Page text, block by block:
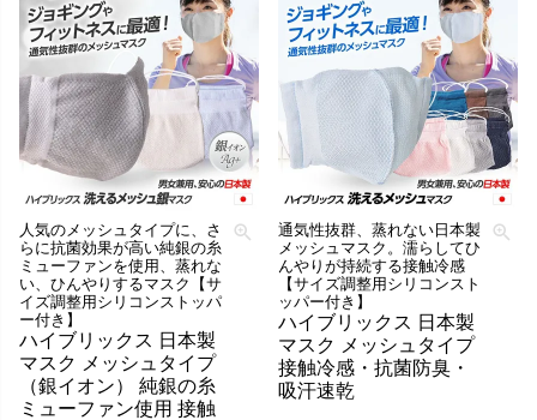
人気のメッシュタイプに、さ
らに抗菌効果が高い純銀の糸
ミューファンを使用、蒸れな
い、ひんやりするマスク【サ
イズ調整用シリコンストッパ
ー付き】
ハイブリックス 日本製
マスク メッシュタイプ
（銀イオン） 純銀の糸
ミューファン使用 接触
通気性抜群、蒸れない日本製
メッシュマスク。濡らしてひ
んやりが持続する接触冷感
【サイズ調整用シリコンスト
ッパー付き】
ハイブリックス 日本製
マスク メッシュタイプ
接触冷感・抗菌防臭・
吸汗速乾